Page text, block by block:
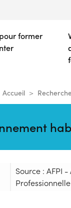
former
Accueil
Source : AFPI